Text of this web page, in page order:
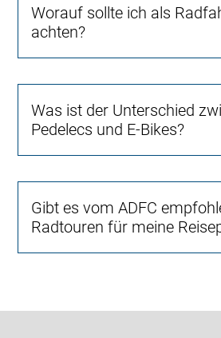
Worauf sollte ich als
achten?
Was ist der Unterschied
Pedelecs und E-Bikes?
Gibt es vom ADFC
Radtouren für meine